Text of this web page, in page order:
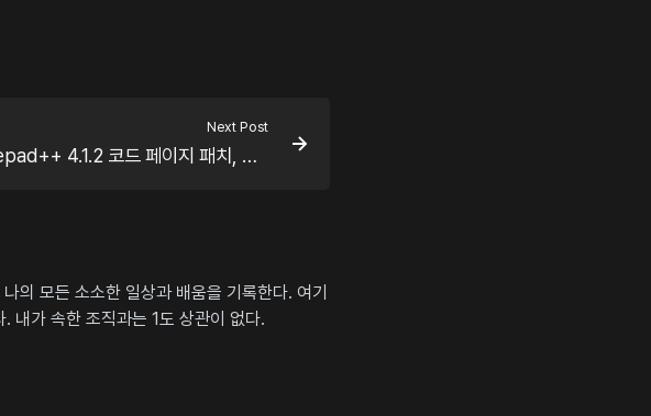
Next Post
Notepad++ 4.1.2 코드 페이지 패치, Scintilla IME 패치
의 모든 소소한 일상과 배움을 기록한다. 여기
내가 속한 조직과는 1도 상관이 없다.